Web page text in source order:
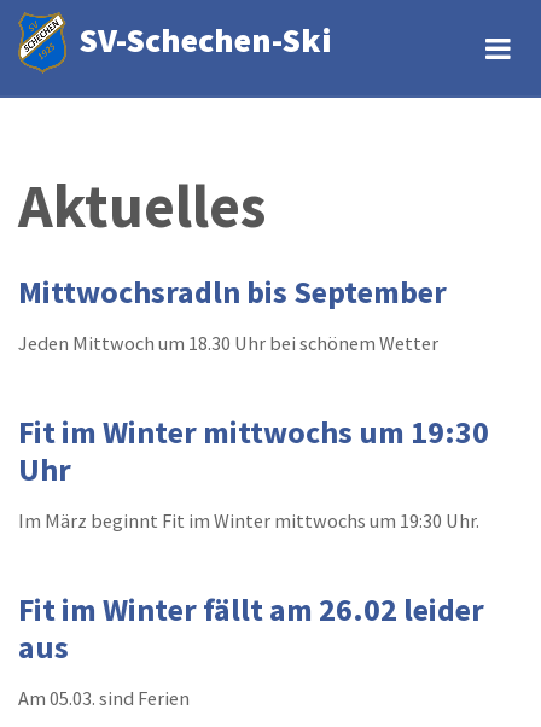
Direkt
zum
Inhalt
SV-Schechen-Ski
Aktuelles
Mittwochsradln bis September
Jeden Mittwoch um 18.30 Uhr bei schönem Wetter
Fit im Winter mittwochs um 19:30
Uhr
Im März beginnt Fit im Winter mittwochs um 19:30 Uhr.
Fit im Winter fällt am 26.02 leider
aus
Am 05.03. sind Ferien